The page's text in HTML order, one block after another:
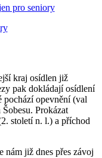
pro seniory
kraj osídlen již
pak dokládají osídlení
pochází opevnění (val
Prokázat
století n. l.) a příchod
nám již dnes přes závoj